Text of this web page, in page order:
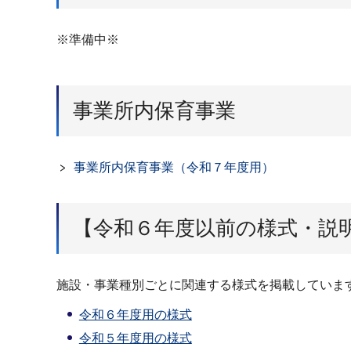
※準備中※
事業所内保育事業
事業所内保育事業（令和７年度用）
【令和６年度以前の様式・説
施設・事業種別ごとに関連する様式を掲載していま
令和６年度用の様式
令和５年度用の様式